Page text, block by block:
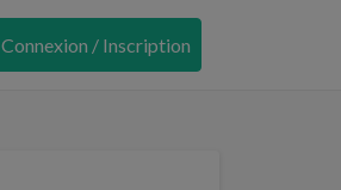
Connexion / Inscription